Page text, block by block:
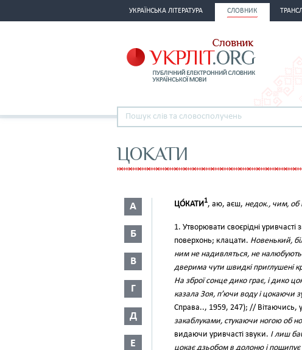
УКРАЇНСЬКА ЛІТЕРАТУРА СЛОВНИК
ЦОКАТИ
А
Б
В
Г
Д
Е
ЦО́КАТИ1, аю, аєш, недок., чим, об
1. Утворювати своєрідні
поверхонь; клацати. Новенький,
ним не надивляться, не
дверима чути швидкі приглушені
На зброї сонце дико грає, і дико
казала Зоя, п’ючи воду і цокаючи
Справа.., 1959, 247); // Вітаючись,
закаблуками, стукаючи ногою об
видаючи уривчасті звуки. І лиш
цокає дзьобом в долоню і пощипує